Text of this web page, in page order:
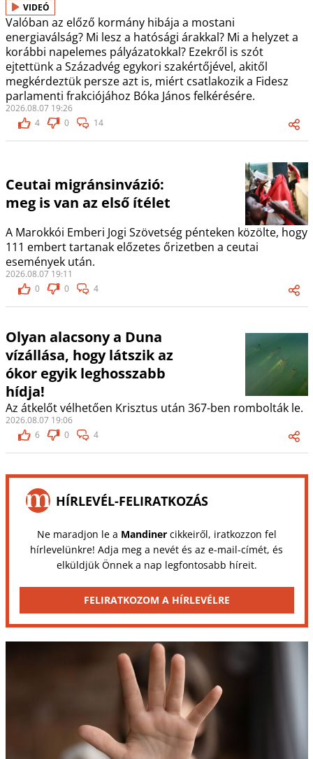
VIDEÓ
Valóban az előző kormány hibája a mostani
energiaválság? Mi lesz a hatósági árakkal? Mi a helyzet a
korábbi napelemes pályázatokkal? Ezekről is szót
ejtettünk a Századvég egykori szakértőjével, akitől
megkérdeztük persze azt is, miért csatlakozik a Fidesz
parlamenti frakciójához Bóka János felkérésére.
2026.08.07 19:26
4
0 14
Ceutai migránsinvázió:
meg is van az első ítélet
A Marokkói Emberi Jogi Szövetség pénteken közölte, hogy
111 embert tartanak előzetes őrizetben a ceutai
események után.
2026.08.07 19:11
0
0 4
Olyan alacsony a Duna
vízállása, hogy látszik az
ókor egyik leghosszabb
hídja!
Az átkelőt vélhetően Krisztus után 367-ben rombolták le.
2026.08.07 19:06
6
0 4
HÍRLEVÉL-FELIRATKOZÁS
Ne maradjon le a Mandinercikkeiről, iratkozzon fel
hírlevelünkre! Adja meg a nevét és az e-mail-címét, és
elküldjük Önnek a nap legfontosabb híreit.
FELIRATKOZOM A HÍRLEVÉLRE